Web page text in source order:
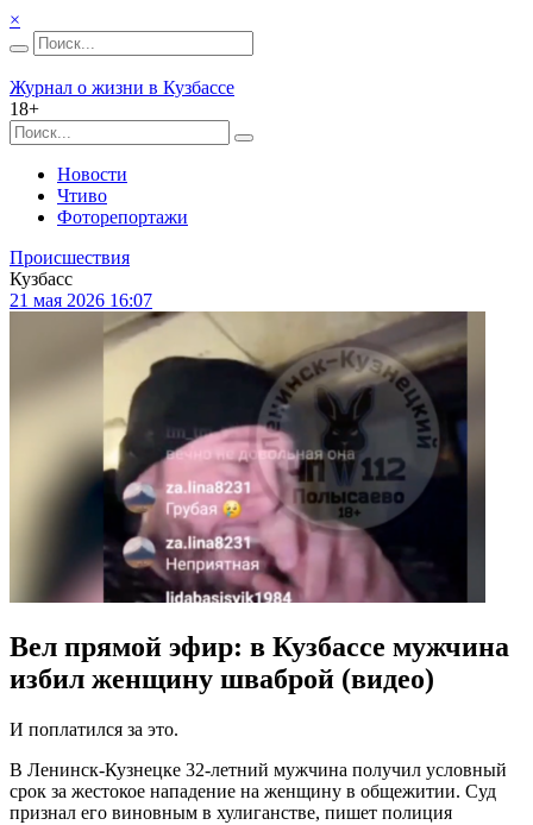
×
Журнал о жизни в Кузбассе
18+
Новости
Чтиво
Фоторепортажи
Происшествия
Кузбасс
21 мая 2026 16:07
Вел прямой эфир: в Кузбассе мужчина
избил женщину шваброй (видео)
И поплатился за это.
В Ленинск-Кузнецке 32-летний мужчина получил условный
срок за жестокое нападение на женщину в общежитии. Суд
признал его виновным в хулиганстве, пишет полиция